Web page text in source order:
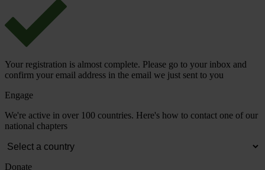
Your registration is almost complete. Please go to your inbox and
confirm your email address in the email we just sent to you
Engage
We're active in over 100 countries. Here's how to contact one of our
national chapters
Donate